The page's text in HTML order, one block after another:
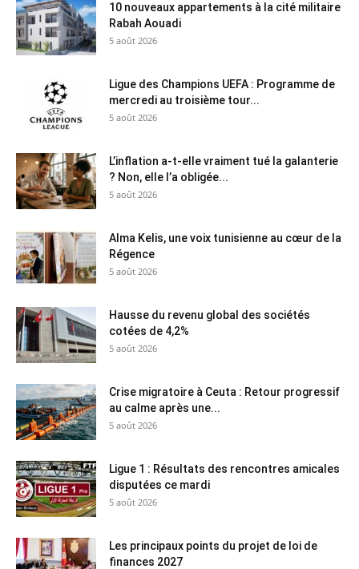
10 nouveaux appartements à la cité militaire
Rabah Aouadi
5 août 2026
Ligue des Champions UEFA : Programme de
mercredi au troisième tour...
5 août 2026
L’inflation a-t-elle vraiment tué la galanterie
? Non, elle l’a obligée...
5 août 2026
Alma Kelis, une voix tunisienne au cœur de la
Régence
5 août 2026
Hausse du revenu global des sociétés
cotées de 4,2%
5 août 2026
Crise migratoire à Ceuta : Retour progressif
au calme après une...
5 août 2026
Ligue 1 : Résultats des rencontres amicales
disputées ce mardi
5 août 2026
Les principaux points du projet de loi de
finances 2027